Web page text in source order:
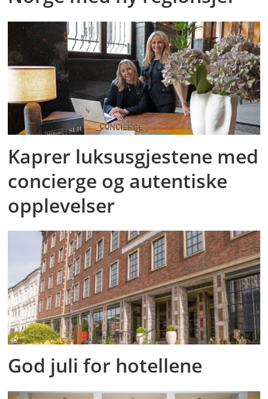
Kaprer luksusgjestene med
concierge og autentiske
opplevelser
God juli for hotellene